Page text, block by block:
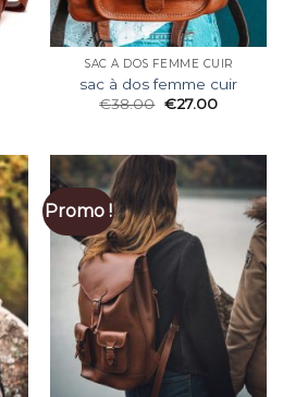
SAC À DOS FEMME CUIR
sac à dos femme cuir
€38.00 €27.00
Promo !